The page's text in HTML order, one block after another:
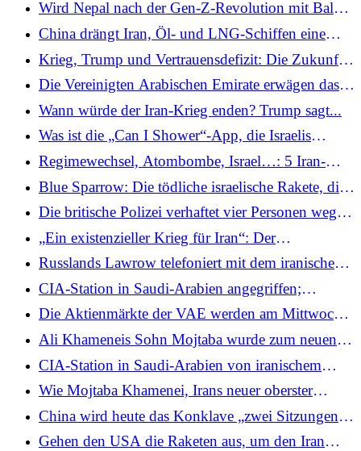
Inland zu investieren
Kontrolle von Trump?
Wird Nepal nach der Gen-Z-Revolution mit Balen
Shah einen Rapper-Premierminister bekommen?
China drängt Iran, Öl- und LNG-Schiffen eine
sichere Durchfahrt durch die Straße von Hormus
zu ermöglichen
Krieg, Trump und Vertrauensdefizit: Die Zukunft
der Nato wird beim Raisina Dialogue 2026
debattiert
Die Vereinigten Arabischen Emirate erwägen das
Einfrieren iranischer Vermögenswerte angesichts
des eskalierenden Konflikts zwischen den USA
und Israel mit Teheran: Bericht
Wann würde der Iran-Krieg enden? Trump sagt...
Was ist die „Can I Shower“-App, die Israelis
inmitten iranischer Raketenangriffe nutzen?
Regimewechsel, Atombombe, Israel…: 5 Iran-
Kriegs-Flip-Flops der Trump-Regierung
Blue Sparrow: Die tödliche israelische Rakete, die
Irans Khamenei tötete
Die britische Polizei verhaftet vier Personen wegen
des Verdachts der Spionage für den Iran
„Ein existenzieller Krieg für Iran“: Der
stellvertretende iranische Außenminister sagt,
Teheran habe die Straße von Hormus noch nicht
„geschlossen“.
Russlands Lawrow telefoniert mit dem iranischen
Außenminister Araghchi, während die
Spannungen in Westasien zunehmen
CIA-Station in Saudi-Arabien angegriffen;
Mojtaba zum obersten iranischen Führer gewählt
… Aktuelle Nachrichten zum fünften Tag des Iran-
Krieges
Die Aktienmärkte der VAE werden am Mittwoch
nach zweitägiger Schließung den Handel wieder
aufnehmen
Ali Khameneis Sohn Mojtaba wurde zum neuen
Obersten Führer Irans ernannt, berichtet Iran
International
CIA-Station in Saudi-Arabien von iranischem
Drohnenangriff getroffen: Bericht
Wie Mojtaba Khamenei, Irans neuer oberster
Führer, ein globales Immobilienimperium im Wert
von 100 Millionen Pfund aufbaute
China wird heute das Konklave „zwei Sitzungen“
eröffnen, um Xis Wirtschafts- und
Gehen den USA die Raketen aus, um den Iran